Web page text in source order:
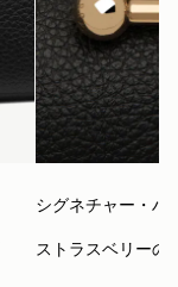
シグネチャー・ハ
ストラスベリーの